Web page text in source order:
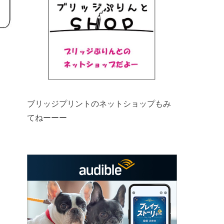
ブリッジプリントのネットショップもみ
てねーーー